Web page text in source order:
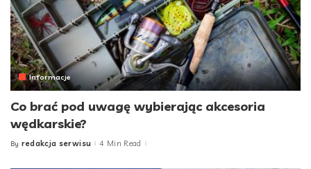
Informacje
Co brać pod uwagę wybierając akcesoria
wędkarskie?
Posted
By redakcja serwisu 4 Min Read